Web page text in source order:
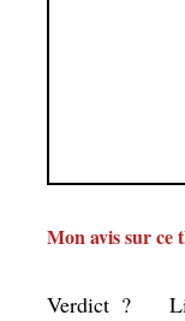
Mon avis sur ce
Verdict ?